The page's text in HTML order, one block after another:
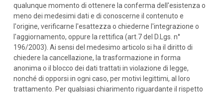
qualunque momento di ottenere la conferma dell'esistenza o
meno dei medesimi dati e di conoscerne il contenuto e
l'origine, verificarne l'esattezza o chiederne l'integrazione o
l'aggiornamento, oppure la rettifica (art.7 del D.Lgs. n°
196/2003). Ai sensi del medesimo articolo si ha il diritto di
chiedere la cancellazione, la trasformazione in forma
anonima o il blocco dei dati trattati in violazione di legge,
nonché di opporsi in ogni caso, per motivi legittimi, al loro
trattamento. Per qualsiasi chiarimento riguardante il rispetto